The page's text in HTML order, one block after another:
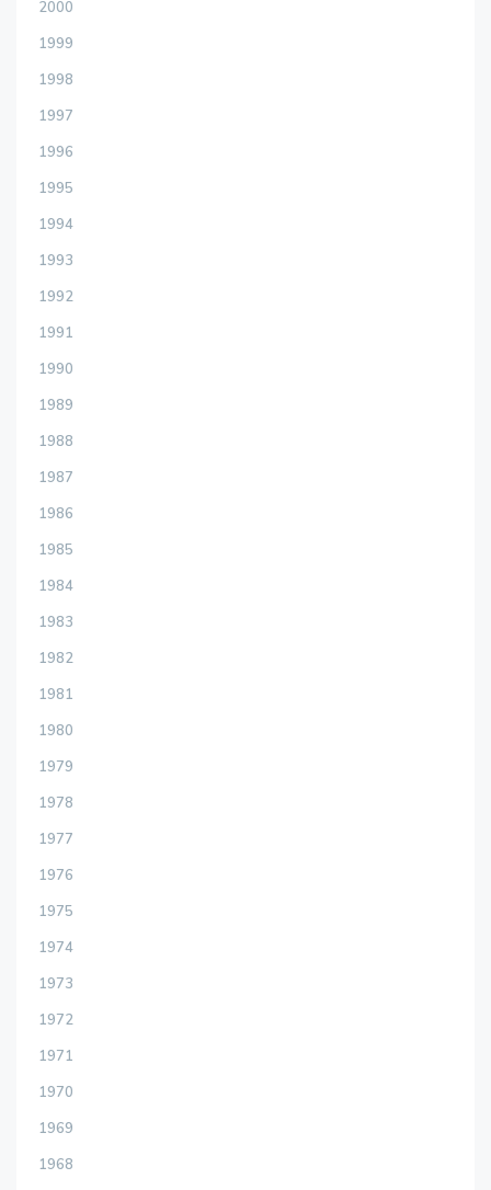
2000
1999
1998
1997
1996
1995
1994
1993
1992
1991
1990
1989
1988
1987
1986
1985
1984
1983
1982
1981
1980
1979
1978
1977
1976
1975
1974
1973
1972
1971
1970
1969
1968